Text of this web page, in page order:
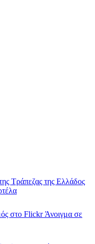
Τράπεζας της Ελλάδος
στο FlickrΆνοιγμα σε